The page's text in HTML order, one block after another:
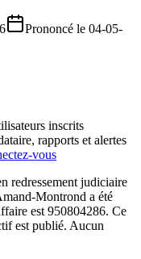
Prononcé le 04-05-
inscrits
rapports et alertes
vous
redressement judiciaire
Montrond a été
est 950804286. Ce
est publié. Aucun